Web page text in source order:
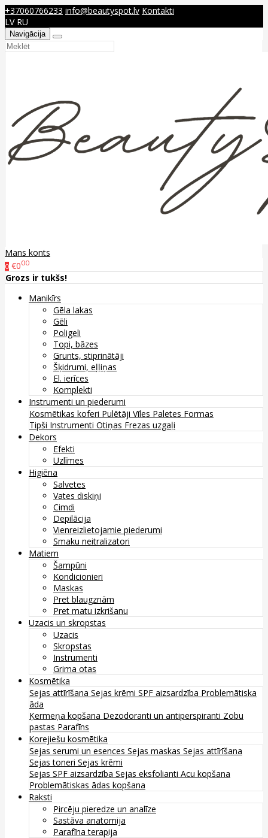
+37060766233 info@beautyspot.lv Kontakti
LV RU
Navigācija
Mans konts
0 €000
Grozs ir tukšs!
Manikīrs
Gēla lakas
Gēli
Poligeli
Topi, bāzes
Grunts, stiprinātāji
Šķidrumi, eļļiņas
El. ierīces
Komplekti
Instrumenti un piederumi
Kosmētikas koferi Pulētāji Vīles Paletes Formas
Tipši Instrumenti Otiņas Frezas uzgaļi
Dekors
Efekti
Uzlīmes
Higiēna
Salvetes
Vates diskiņi
Cimdi
Depilācija
Vienreizlietojamie piederumi
Smaku neitralizatori
Matiem
Šampūni
Kondicionieri
Maskas
Pret blaugznām
Pret matu izkrišanu
Uzacis un skropstas
Uzacis
Skropstas
Instrumenti
Grima otas
Kosmētika
Sejas attīrīšana Sejas krēmi SPF aizsardzība Problemātiska
āda
Ķermeņa kopšana Dezodoranti un antiperspiranti Zobu
pastas Parafīns
Korejiešu kosmētika
Sejas serumi un esences Sejas maskas Sejas attīrīšana
Sejas toneri Sejas krēmi
Sejas SPF aizsardzība Sejas eksfolianti Acu kopšana
Problemātiskas ādas kopšana
Raksti
Pircēju pieredze un analīze
Sastāva anatomija
Parafīna terapija